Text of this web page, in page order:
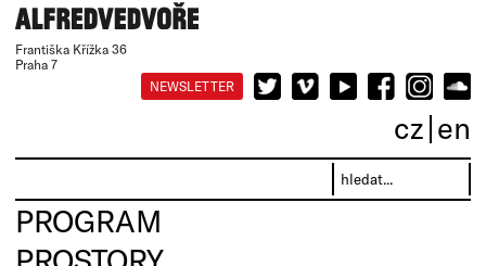
Františka Křížka 36
Praha 7
NEWSLETTER
cz en
PROGRAM